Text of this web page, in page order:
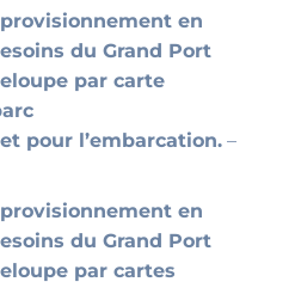
en
du Grand Port
par carte
pour l’embarcation. –
en
du Grand Port
par cartes